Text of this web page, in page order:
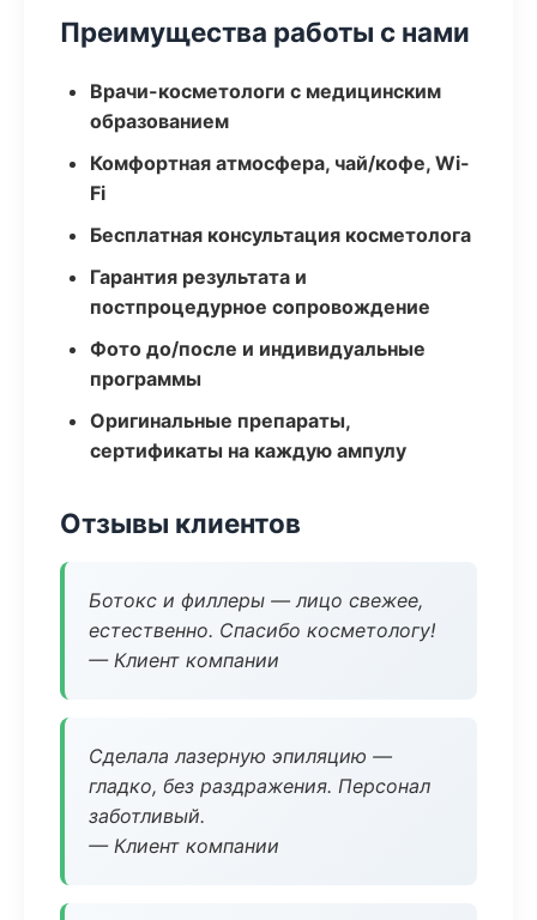
Преимущества работы с нами
Врачи-косметологи с медицинским
образованием
Комфортная атмосфера, чай/кофе, Wi-
Fi
Бесплатная консультация косметолога
Гарантия результата и
постпроцедурное сопровождение
Фото до/после и индивидуальные
программы
Оригинальные препараты,
сертификаты на каждую ампулу
Отзывы клиентов
Ботокс и филлеры — лицо свежее,
естественно. Спасибо косметологу!
— Клиент компании
Сделала лазерную эпиляцию —
гладко, без раздражения. Персонал
заботливый.
— Клиент компании